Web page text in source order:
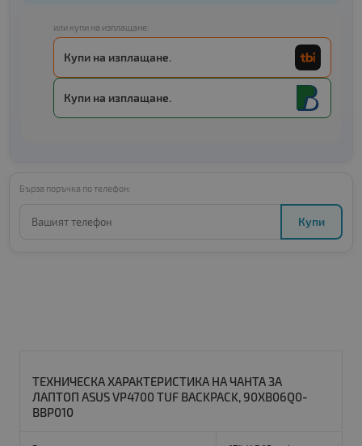
или купи на изплащане:
Купи на изплащане.
Купи на изплащане.
Бърза поръчка по телефон:
Купи
ТЕХНИЧЕСКА ХАРАКТЕРИСТИКА НА ЧАНТА ЗА
ЛАПТОП ASUS VP4700 TUF BACKPACK, 90XB06Q0-
BBP010